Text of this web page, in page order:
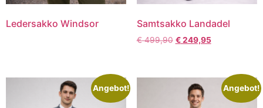
Ledersakko Windsor Samtsakko Landadel
€499,90 €249,95
Angebot! Angebot!